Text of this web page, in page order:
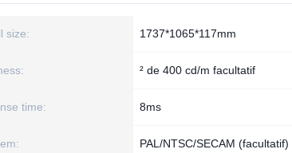
size: 1737*1065*117mm
² de 400 cd/m facultatif
time: 8ms
PAL/NTSC/SECAM (facultatif)